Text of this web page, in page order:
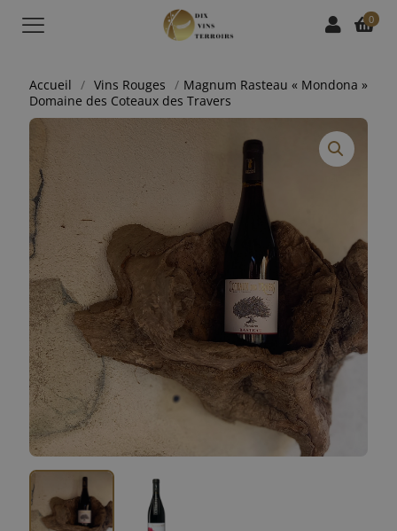
0
Accueil / Vins Rouges / Magnum Rasteau « Mondona »
Domaine des Coteaux des Travers